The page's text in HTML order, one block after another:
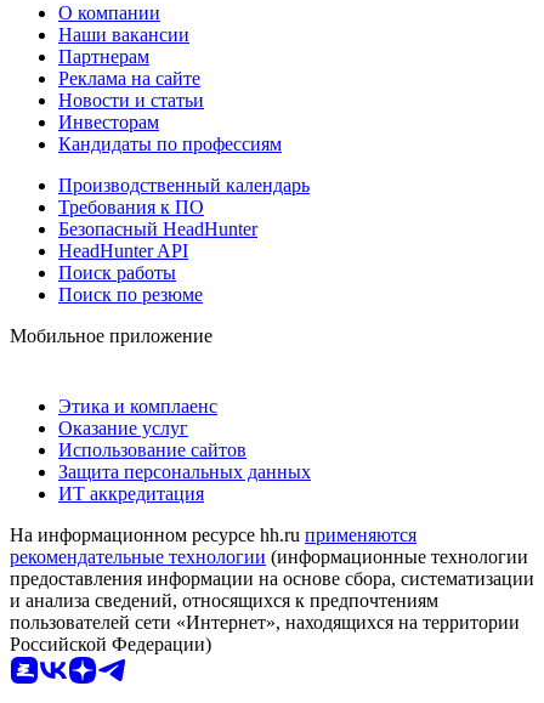
О компании
Наши вакансии
Партнерам
Реклама на сайте
Новости и статьи
Инвесторам
Кандидаты по профессиям
Производственный календарь
Требования к ПО
Безопасный HeadHunter
HeadHunter API
Поиск работы
Поиск по резюме
Мобильное приложение
Этика и комплаенс
Оказание услуг
Использование сайтов
Защита персональных данных
ИТ аккредитация
На информационном ресурсе hh.ru применяются
рекомендательные технологии (информационные технологии
предоставления информации на основе сбора, систематизации
и анализа сведений, относящихся к предпочтениям
пользователей сети «Интернет», находящихся на территории
Российской Федерации)